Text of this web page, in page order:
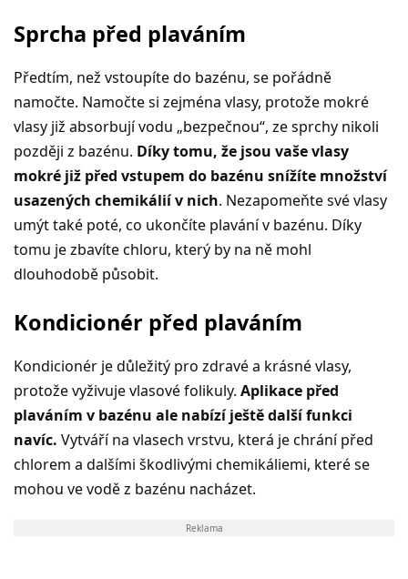
Sprcha před plaváním
Předtím, než vstoupíte do bazénu, se pořádně
namočte. Namočte si zejména vlasy, protože mokré
vlasy již absorbují vodu „bezpečnou“, ze sprchy nikoli
později z bazénu. Díky tomu, že jsou vaše vlasy
mokré již před vstupem do bazénu snížíte množství
usazených chemikálií v nich. Nezapomeňte své vlasy
umýt také poté, co ukončíte plavání v bazénu. Díky
tomu je zbavíte chloru, který by na ně mohl
dlouhodobě působit.
Kondicionér před plaváním
Kondicionér je důležitý pro zdravé a krásné vlasy,
protože vyživuje vlasové folikuly. Aplikace před
plaváním v bazénu ale nabízí ještě další funkci
navíc. Vytváří na vlasech vrstvu, která je chrání před
chlorem a dalšími škodlivými chemikáliemi, které se
mohou ve vodě z bazénu nacházet.
Reklama